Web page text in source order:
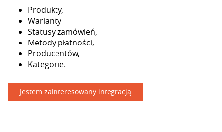
Produkty,
Warianty
Statusy zamówień,
Metody płatności,
Producentów,
Kategorie.
Jestem zainteresowany integracją